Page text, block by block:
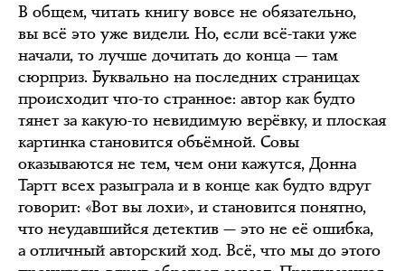
В общем, читать книгу вовсе не обязательно,
вы всё это уже видели. Но, если всё-таки уже
начали, то лучше дочитать до конца — там
сюрприз. Буквально на последних страницах
происходит что-то странное: автор как будто
тянет за какую-то невидимую верёвку, и плоская
картинка становится объёмной. Совы
оказываются не тем, чем они кажутся, Донна
Тартт всех разыграла и в конце как будто вдруг
говорит: «Вот вы лохи», и становится понятно,
что неудавшийся детектив — это не её ошибка,
а отличный авторский ход. Всё, что мы до этого